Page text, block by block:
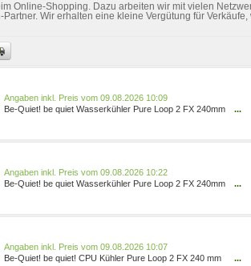
Online-Shopping. Dazu arbeiten wir mit vielen
Wir erhalten eine kleine Vergütung für
Preis vom 09.08.2026 10:09
Be-Quiet! be quiet Wasserkühler Pure Loop 2 FX 240mm
...
Preis vom 09.08.2026 10:22
Be-Quiet! be quiet Wasserkühler Pure Loop 2 FX 240mm
...
Preis vom 09.08.2026 10:07
Be-Quiet! be quiet! CPU Kühler Pure Loop 2 FX 240 mm
...